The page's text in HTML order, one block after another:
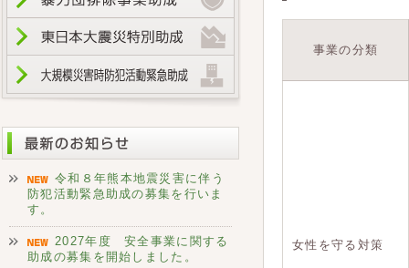
事業の分類
女性を守る対策
令和８年熊本地震災害に伴う
防犯活動緊急助成の募集を行いま
す。
2027年度 安全事業に関する
助成の募集を開始しました。